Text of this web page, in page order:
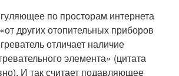
по просторам интернета
других отопительных приборов
отличает наличие
элемента» (цитата
И так считает подавляющее